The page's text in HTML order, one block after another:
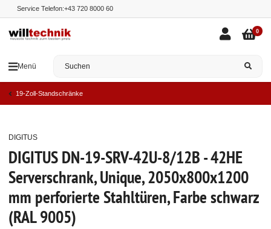
Service Telefon:+43 720 8000 60
Menü
0
19-Zoll-Standschränke
DIGITUS DN-19-SRV-42U-8/12B - 42HE
Serverschrank, Unique, 2050x800x1200
mm perforierte Stahltüren, Farbe schwarz
(RAL 9005)
DIGITUS